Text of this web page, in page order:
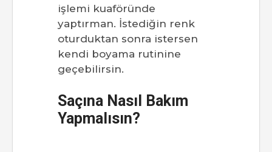
işlemi kuaföründe
yaptırman. İstediğin renk
oturduktan sonra istersen
kendi boyama rutinine
geçebilirsin.
Saçına Nasıl Bakım
Yapmalısın?